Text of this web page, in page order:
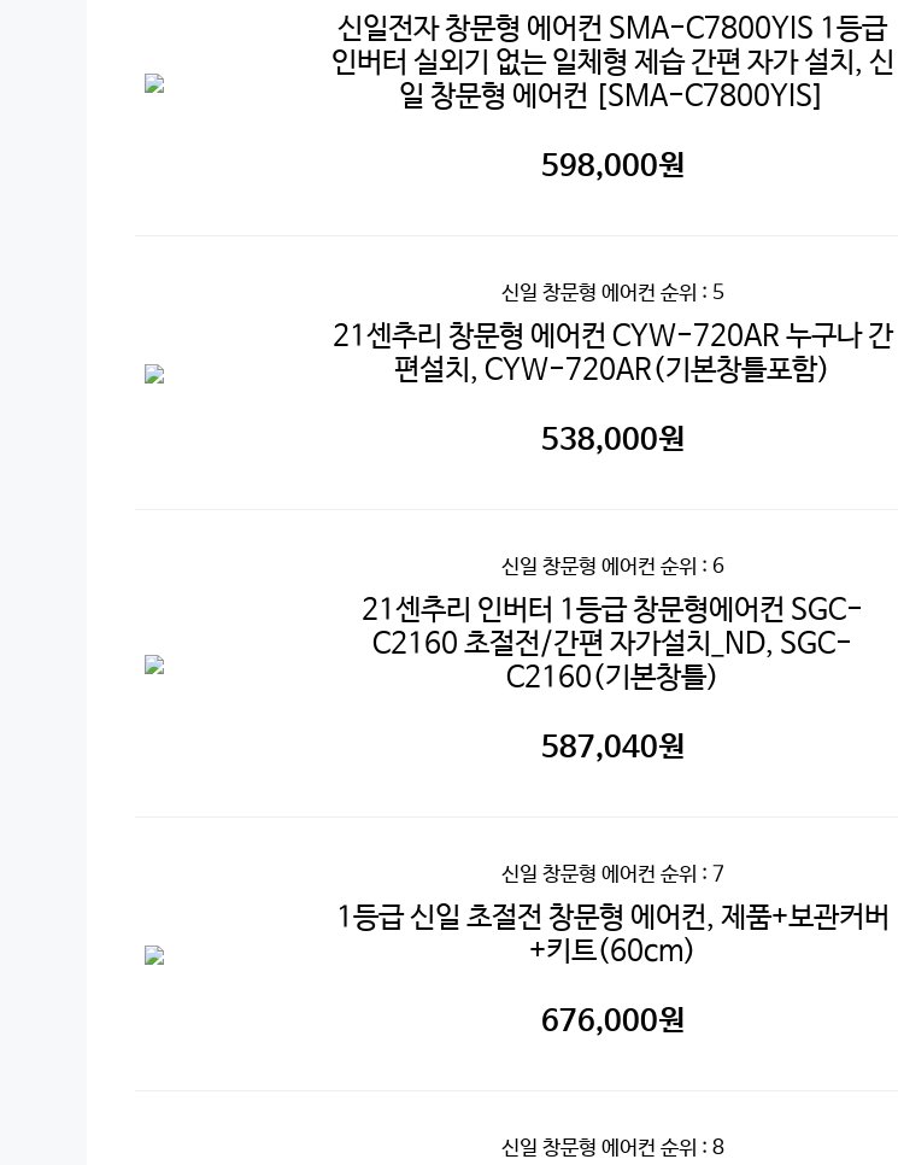
신일전자 창문형 에어컨 SMA-C7800YIS 1등급
인버터 실외기 없는 일체형 제습 간편 자가 설치, 신
일 창문형 에어컨 [SMA-C7800YIS]
598,000원
신일 창문형 에어컨 순위 : 5
21센추리 창문형 에어컨 CYW-720AR 누구나 간
편설치, CYW-720AR(기본창틀포함)
538,000원
신일 창문형 에어컨 순위 : 6
21센추리 인버터 1등급 창문형에어컨 SGC-
C2160 초절전/간편 자가설치_ND, SGC-
C2160(기본창틀)
587,040원
신일 창문형 에어컨 순위 : 7
1등급 신일 초절전 창문형 에어컨, 제품+보관커버
+키트(60cm)
676,000원
신일 창문형 에어컨 순위 : 8